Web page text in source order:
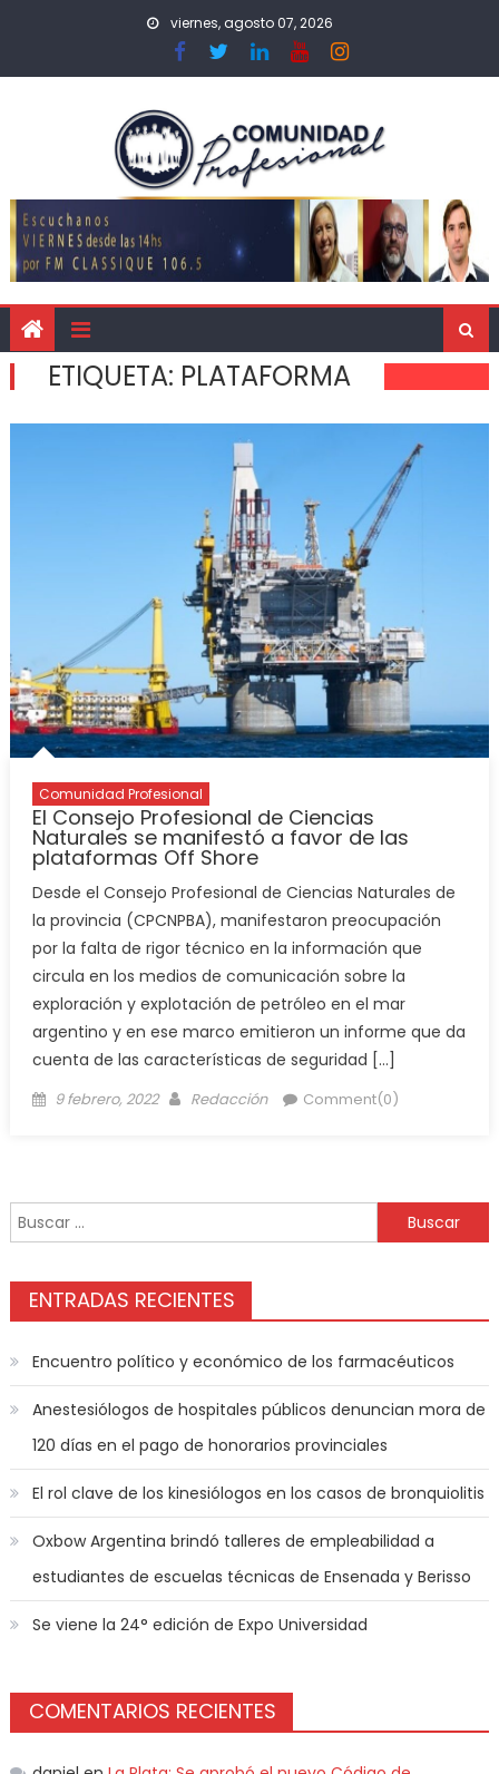
viernes, agosto 07, 2026
ETIQUETA: PLATAFORMA
Comunidad Profesional
El Consejo Profesional de Ciencias
Naturales se manifestó a favor de las
plataformas Off Shore
Desde el Consejo Profesional de Ciencias Naturales de
la provincia (CPCNPBA), manifestaron preocupación
por la falta de rigor técnico en la información que
circula en los medios de comunicación sobre la
exploración y explotación de petróleo en el mar
argentino y en ese marco emitieron un informe que da
cuenta de las características de seguridad […]
9 febrero, 2022 Redacción Comment(0)
ENTRADAS RECIENTES
Encuentro político y económico de los farmacéuticos
Anestesiólogos de hospitales públicos denuncian mora de
120 días en el pago de honorarios provinciales
El rol clave de los kinesiólogos en los casos de bronquiolitis
Oxbow Argentina brindó talleres de empleabilidad a
estudiantes de escuelas técnicas de Ensenada y Berisso
Se viene la 24° edición de Expo Universidad
COMENTARIOS RECIENTES